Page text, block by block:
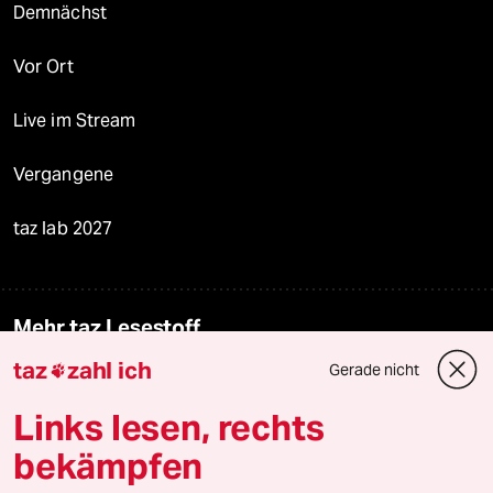
Demnächst
Vor Ort
Live im Stream
Vergangene
taz lab 2027
Mehr taz Lesestoff
taz FUTURZWEI
taz zahl ich Gerade nicht
Links lesen, rechts
bekämpfen